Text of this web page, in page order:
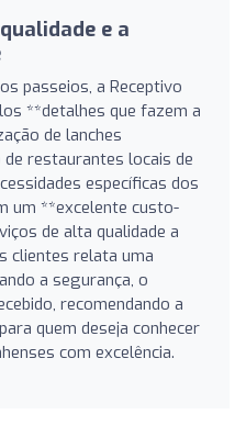
e a
passeios, a Receptivo
**detalhes que fazem a
de lanches
de restaurantes locais de
específicas dos
um **excelente custo-
de alta qualidade a
clientes relata uma
a segurança, o
recomendando a
quem deseja conhecer
com excelência.